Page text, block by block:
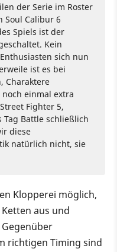
der Serie im Roster
Soul Calibur 6
Spiels ist der
Kein
sich nun
ist es bei
Charaktere
einmal extra
Fighter 5,
Tag Battle schließlich
diese
natürlich nicht, sie
Klopperei möglich,
aus und
richtigen Timing sind